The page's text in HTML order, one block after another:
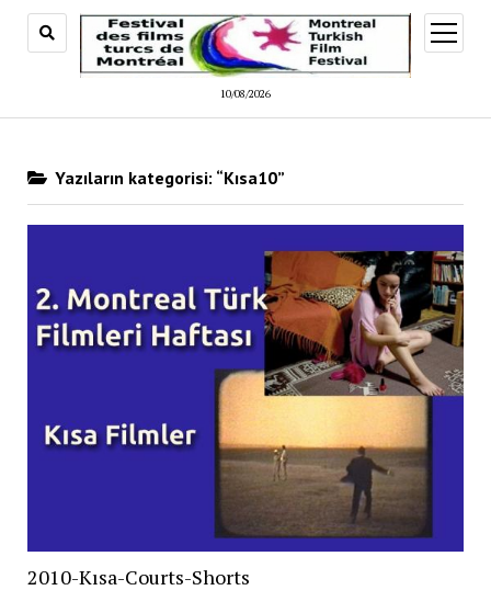
10/08/2026
aç
Yazıların kategorisi: “Kısa10”
2010-Kısa-Courts-Shorts